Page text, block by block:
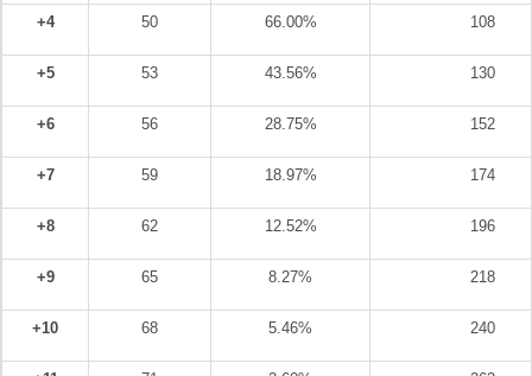
+4 50 66.00% 108
+5 53 43.56% 130
+6 56 28.75% 152
+7 59 18.97% 174
+8 62 12.52% 196
+9 65 8.27% 218
+10 68 5.46% 240